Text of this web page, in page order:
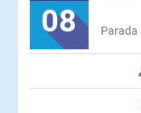
08 Parada